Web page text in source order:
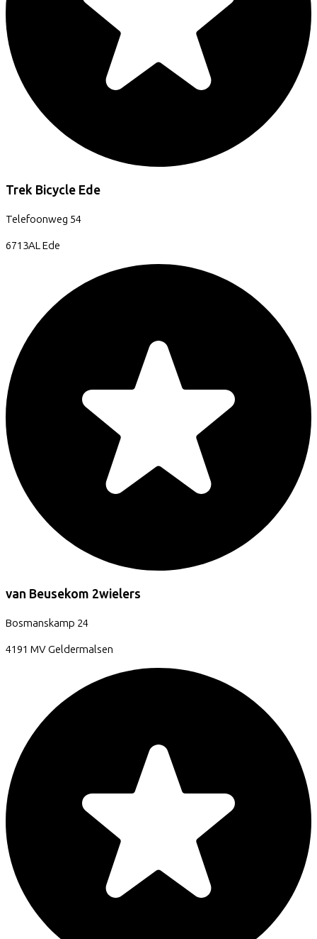
Trek Bicycle Ede
Telefoonweg 54
6713ALEde
van Beusekom 2wielers
Bosmanskamp 24
4191 MVGeldermalsen